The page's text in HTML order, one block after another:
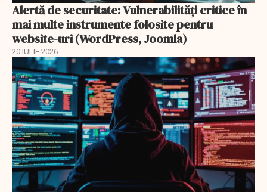
Alertă de securitate: Vulnerabilități critice în
mai multe instrumente folosite pentru
website-uri (WordPress, Joomla)
20 IULIE 2026